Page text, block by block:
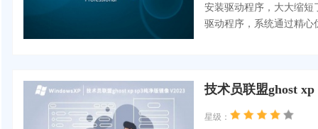
安装驱动程序，大大缩短
驱动程序，系统通过精心
技术员联盟ghost
星级：